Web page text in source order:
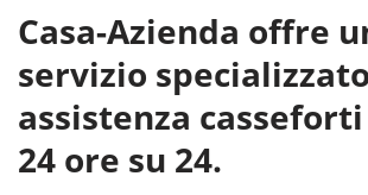
Casa-Azienda offre
servizio
assistenza
24 ore su 24.